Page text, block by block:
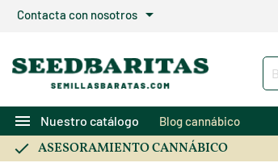
Contacta con nosotros arrow_drop_down
menu Nuestro catálogo Blog cannábico
ASESORAMIENTO CANNÁBICO